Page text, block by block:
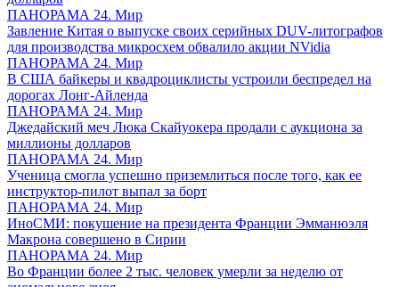
ПАНОРАМА 24. Мир
Завление Китая о выпуске своих серийных DUV-литографов
для производства микросхем обвалило акции NVidia
ПАНОРАМА 24. Мир
В США байкеры и квадроциклисты устроили беспредел на
дорогах Лонг-Айленда
ПАНОРАМА 24. Мир
Джедайский меч Люка Скайуокера продали с аукциона за
миллионы долларов
ПАНОРАМА 24. Мир
Ученица смогла успешно приземлиться после того, как ее
инструктор-пилот выпал за борт
ПАНОРАМА 24. Мир
ИноСМИ: покушение на президента Франции Эмманюэля
Макрона совершено в Сирии
ПАНОРАМА 24. Мир
Во Франции более 2 тыс. человек умерли за неделю от